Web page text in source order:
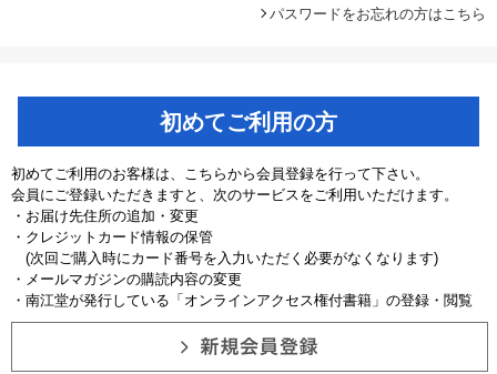
パスワードをお忘れの方はこちら
初めてご利用の方
初めてご利用のお客様は、こちらから会員登録を行って下さい。
会員にご登録いただきますと、次のサービスをご利用いただけます。
・お届け先住所の追加・変更
・クレジットカード情報の保管
(次回ご購入時にカード番号を入力いただく必要がなくなります)
・メールマガジンの購読内容の変更
・南江堂が発行している「オンラインアクセス権付書籍」の登録・閲覧